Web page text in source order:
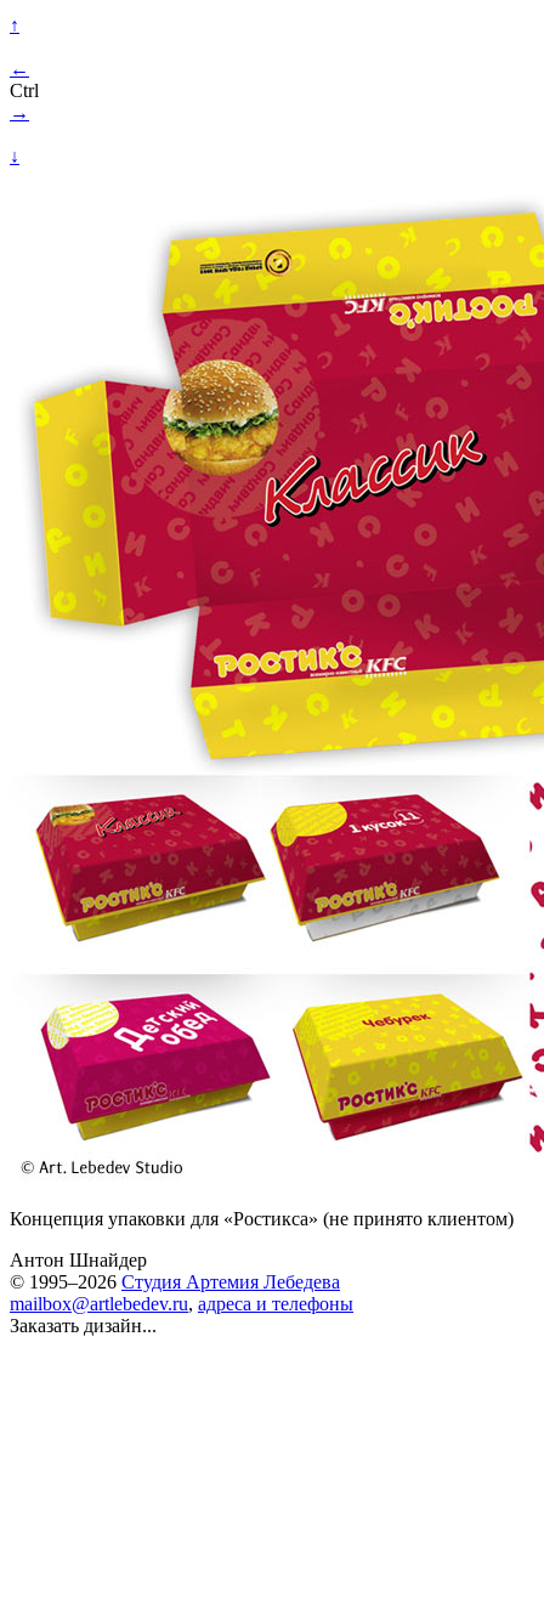
↑
←
Ctrl
→
↓
Концепция упаковки для «Ростикса» (не принято клиентом)
Антон Шнайдер
© 1995–2026 Студия Артемия Лебедева
mailbox@artlebedev.ru, адреса и телефоны
Заказать дизайн...